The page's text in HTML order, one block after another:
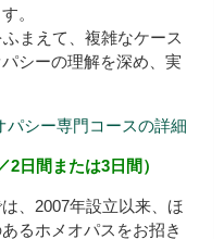
。
まえて、複雑なケース
シーの理解を深め、実
シー専門コースの詳細
日間または3日間）
、2007年設立以来、ほ
るホメオパスをお招き